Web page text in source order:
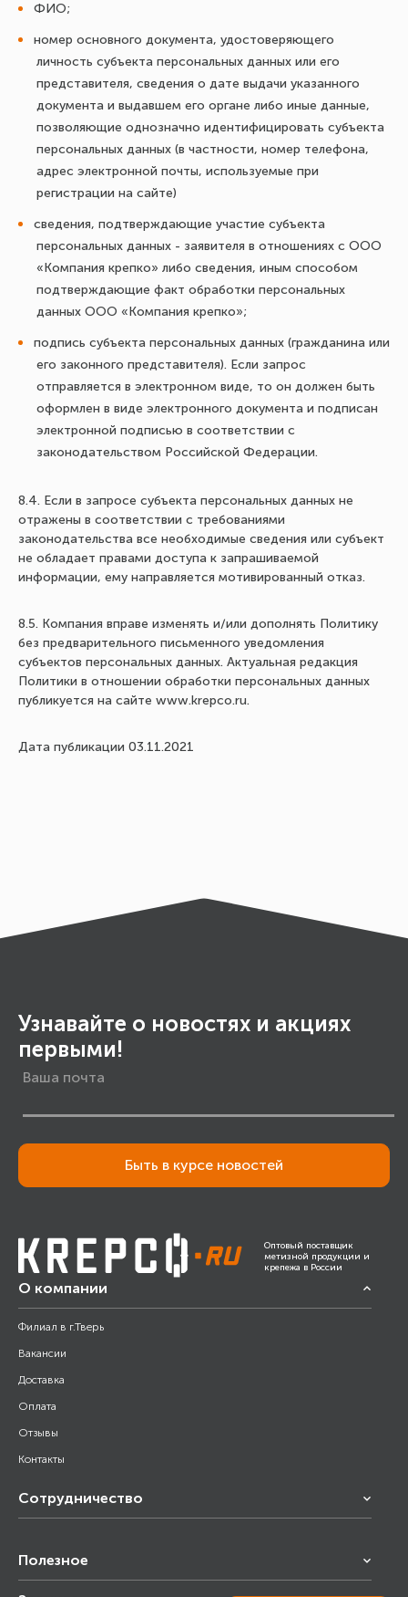
ФИО;
номер основного документа, удостоверяющего
личность субъекта персональных данных или его
представителя, сведения о дате выдачи указанного
документа и выдавшем его органе либо иные данные,
позволяющие однозначно идентифицировать субъекта
персональных данных (в частности, номер телефона,
адрес электронной почты, используемые при
регистрации на сайте)
сведения, подтверждающие участие субъекта
персональных данных - заявителя в отношениях с ООО
«Компания крепко» либо сведения, иным способом
подтверждающие факт обработки персональных
данных ООО «Компания крепко»;
подпись субъекта персональных данных (гражданина или
его законного представителя). Если запрос
отправляется в электронном виде, то он должен быть
оформлен в виде электронного документа и подписан
электронной подписью в соответствии с
законодательством Российской Федерации.
8.4. Если в запросе субъекта персональных данных не
отражены в соответствии с требованиями
законодательства все необходимые сведения или субъект
не обладает правами доступа к запрашиваемой
информации, ему направляется мотивированный отказ.
8.5. Компания вправе изменять и/или дополнять Политику
без предварительного письменного уведомления
субъектов персональных данных. Актуальная редакция
Политики в отношении обработки персональных данных
публикуется на сайте www.krepco.ru.
Дата публикации 03.11.2021
Узнавайте о новостях и акциях
первыми!
Быть в курсе новостей
Оптовый поставщик
метизной продукции и
крепежа в России
О компании
Филиал в г.Тверь
Вакансии
Доставка
Оплата
Отзывы
Контакты
Сотрудничество
Снабжение строительства
Полезное